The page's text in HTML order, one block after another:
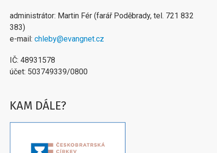
administrátor: Martin Fér (farář Poděbrady, tel. 721 832
383)
e-mail: chleby@evangnet.cz
IČ: 48931578
účet: 503749339/0800
KAM DÁLE?